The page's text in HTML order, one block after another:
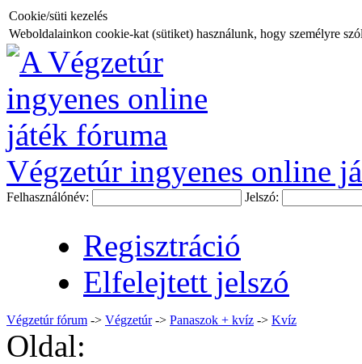
Cookie/süti kezelés
Weboldalainkon cookie-kat (sütiket) használunk, hogy személyre
Végzetúr ingyenes online
Felhasználónév: Jelszó:
Regisztráció
Elfelejtett jelszó
Végzetúr fórum -> Végzetúr-> Panaszok + kvíz -> Kvíz
Oldal: